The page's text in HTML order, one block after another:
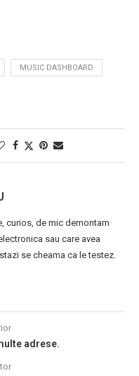
MUSIC DASHBOARD
curios, de mic demontam
sau care avea
se cheama ca le testez.
adrese.